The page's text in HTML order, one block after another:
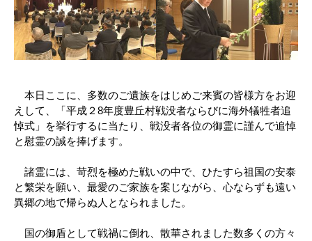
本日ここに、多数のご遺族をはじめご来賓の皆様方をお迎
えして、「平成２8年度豊丘村戦没者ならびに海外犠牲者追
悼式」を挙行するに当たり、戦没者各位の御霊に謹んで追悼
と慰霊の誠を捧げます。
諸霊には、苛烈を極めた戦いの中で、ひたすら祖国の安泰
と繁栄を願い、最愛のご家族を案じながら、心ならずも遠い
異郷の地で帰らぬ人となられました。
国の御盾として戦禍に倒れ、散華されました数多くの方々